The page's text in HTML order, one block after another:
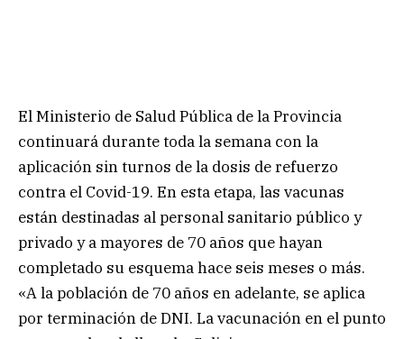
El Ministerio de Salud Pública de la Provincia
continuará durante toda la semana con la
aplicación sin turnos de la dosis de refuerzo
contra el Covid-19. En esta etapa, las vacunas
están destinadas al personal sanitario público y
privado y a mayores de 70 años que hayan
completado su esquema hace seis meses o más.
«A la población de 70 años en adelante, se aplica
por terminación de DNI. La vacunación en el punto